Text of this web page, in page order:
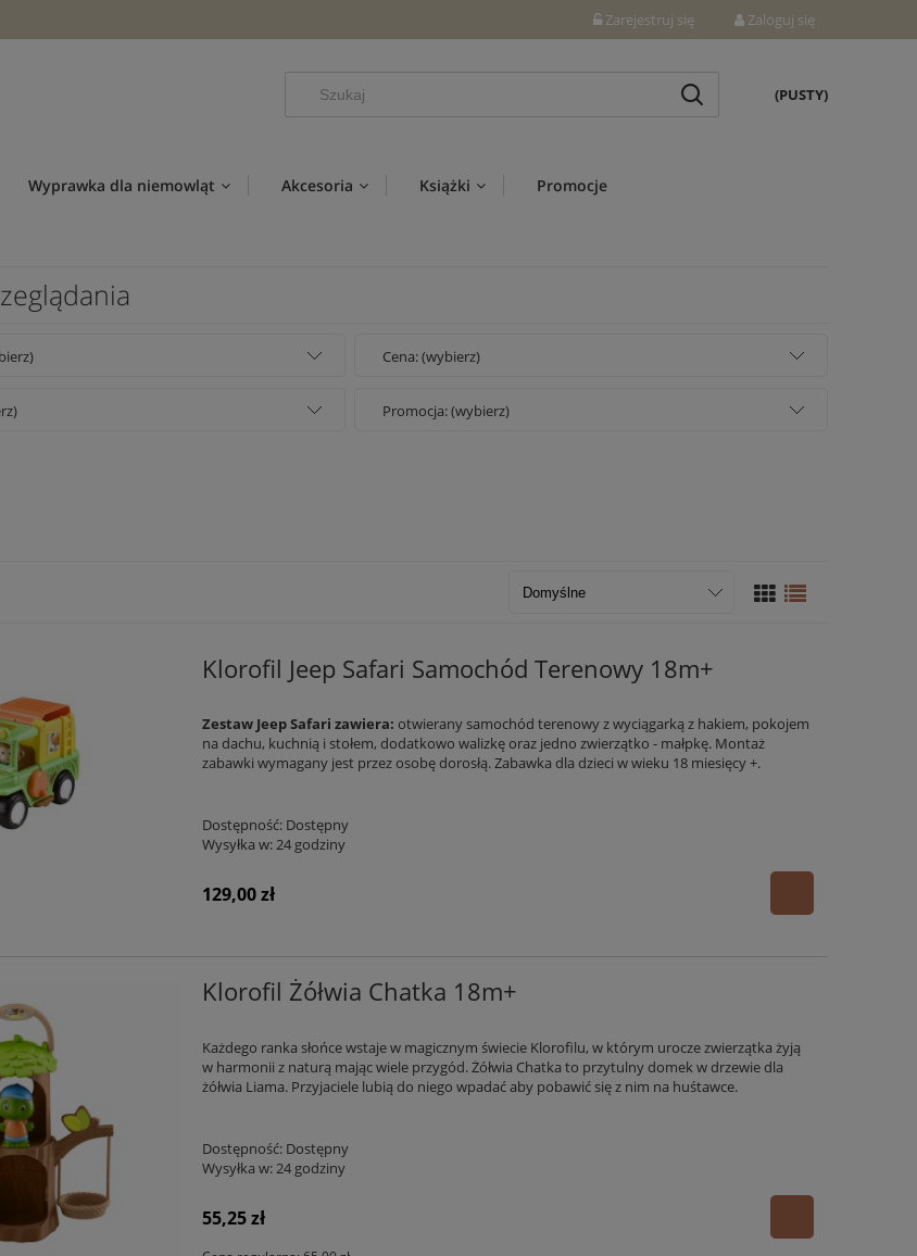
Zarejestruj się Zaloguj się
(PUSTY)
Wyprawka dla niemowląt Akcesoria Książki Promocje
Cena: (wybierz)
Promocja: (wybierz)
Klorofil Jeep Safari Samochód Terenowy 18m+
Zestaw Jeep Safari zawiera: otwierany samochód terenowy z wyciągarką z hakiem, pokojem
na dachu, kuchnią i stołem, dodatkowo walizkę oraz jedno zwierzątko - małpkę. Montaż
zabawki wymagany jest przez osobę dorosłą. Zabawka dla dzieci w wieku 18 miesięcy +.
Dostępność: Dostępny
Wysyłka w:24 godziny
129,00 zł
Klorofil Żółwia Chatka 18m+
Każdego ranka słońce wstaje w magicznym świecie Klorofilu, w którym urocze zwierzątka żyją
w harmonii z naturą mając wiele przygód. Żółwia Chatka to przytulny domek w drzewie dla
żółwia Liama. Przyjaciele lubią do niego wpadać aby pobawić się z nim na huśtawce.
Dostępność: Dostępny
Wysyłka w:24 godziny
55,25 zł